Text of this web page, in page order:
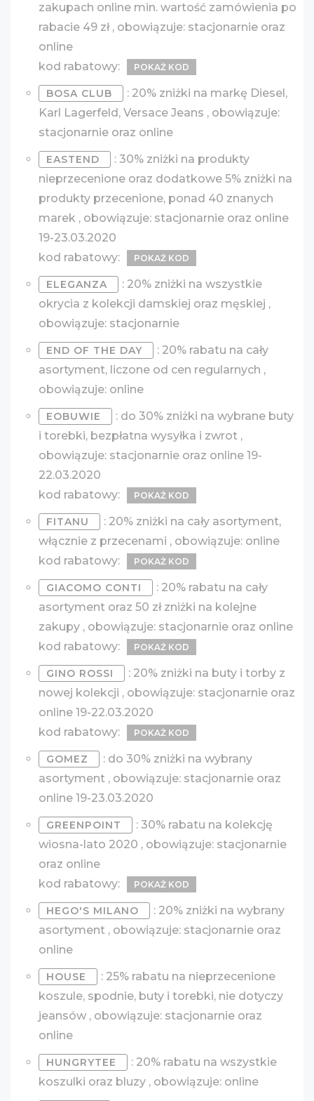
zakupach online min. wartość zamówienia po
rabacie 49 zł , obowiązuje: stacjonarnie oraz
online
kod rabatowy:
POKAŻ KOD
BOSA CLUB
: 20% zniżki na markę Diesel,
Karl Lagerfeld, Versace Jeans , obowiązuje:
stacjonarnie oraz online
EASTEND
: 30% zniżki na produkty
nieprzecenione oraz dodatkowe 5% zniżki na
produkty przecenione, ponad 40 znanych
marek , obowiązuje: stacjonarnie oraz online
19-23.03.2020
kod rabatowy:
POKAŻ KOD
ELEGANZA
: 20% zniżki na wszystkie
okrycia z kolekcji damskiej oraz męskiej ,
obowiązuje: stacjonarnie
END OF THE DAY
: 20% rabatu na cały
asortyment, liczone od cen regularnych ,
obowiązuje: online
EOBUWIE
: do 30% zniżki na wybrane buty
i torebki, bezpłatna wysyłka i zwrot ,
obowiązuje: stacjonarnie oraz online 19-
22.03.2020
kod rabatowy:
POKAŻ KOD
FITANU
: 20% zniżki na cały asortyment,
włącznie z przecenami , obowiązuje: online
kod rabatowy:
POKAŻ KOD
GIACOMO CONTI
: 20% rabatu na cały
asortyment oraz 50 zł zniżki na kolejne
zakupy , obowiązuje: stacjonarnie oraz online
kod rabatowy:
POKAŻ KOD
GINO ROSSI
: 20% zniżki na buty i torby z
nowej kolekcji , obowiązuje: stacjonarnie oraz
online 19-22.03.2020
kod rabatowy:
POKAŻ KOD
GOMEZ
: do 30% zniżki na wybrany
asortyment , obowiązuje: stacjonarnie oraz
online 19-23.03.2020
GREENPOINT
: 30% rabatu na kolekcję
wiosna-lato 2020 , obowiązuje: stacjonarnie
oraz online
kod rabatowy:
POKAŻ KOD
HEGO'S MILANO
: 20% zniżki na wybrany
asortyment , obowiązuje: stacjonarnie oraz
online
HOUSE
: 25% rabatu na nieprzecenione
koszule, spodnie, buty i torebki, nie dotyczy
jeansów , obowiązuje: stacjonarnie oraz
online
HUNGRYTEE
: 20% rabatu na wszystkie
koszulki oraz bluzy , obowiązuje: online